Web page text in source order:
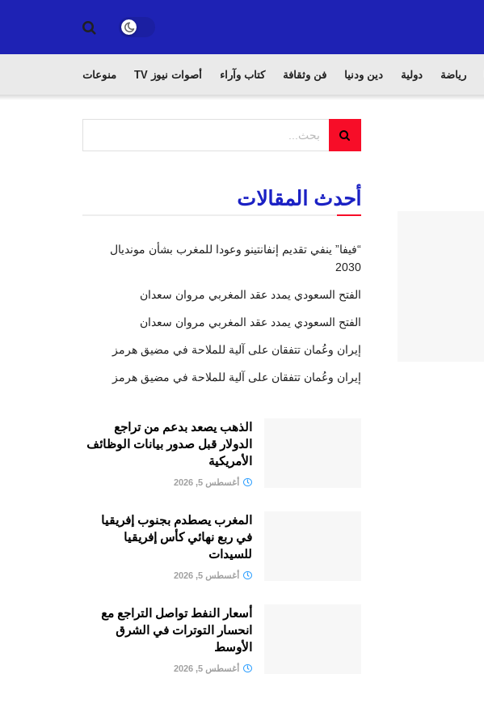
رياضة دولية دين ودنيا فن وثقافة كتاب وآراء أصوات نيوز TV منوعات
أحدث المقالات
“فيفا” ينفي تقديم إنفانتينو وعودا للمغرب بشأن مونديال
2030
الفتح السعودي يمدد عقد المغربي مروان سعدان
الفتح السعودي يمدد عقد المغربي مروان سعدان
إيران وعُمان تتفقان على آلية للملاحة في مضيق هرمز
إيران وعُمان تتفقان على آلية للملاحة في مضيق هرمز
الذهب يصعد بدعم من تراجع
الدولار قبل صدور بيانات الوظائف
الأمريكية
أغسطس 5, 2026
المغرب يصطدم بجنوب إفريقيا
في ربع نهائي كأس إفريقيا
للسيدات
أغسطس 5, 2026
أسعار النفط تواصل التراجع مع
انحسار التوترات في الشرق
الأوسط
أغسطس 5, 2026